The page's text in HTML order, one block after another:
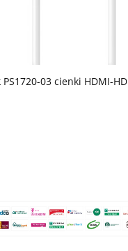
PS1720-03 cienki HDMI-